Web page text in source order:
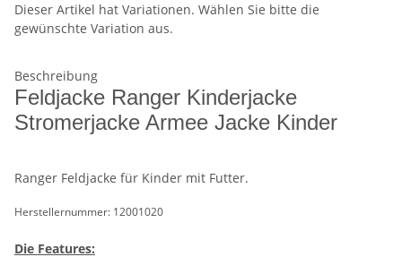
Dieser Artikel hat Variationen. Wählen Sie bitte die
gewünschte Variation aus.
Beschreibung
Feldjacke Ranger Kinderjacke
Stromerjacke Armee Jacke Kinder
Ranger Feldjacke für Kinder mit Futter.
Herstellernummer: 12001020
Die Features: